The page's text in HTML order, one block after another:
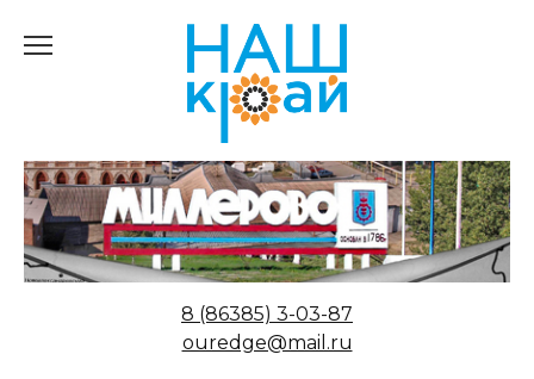
8 (86385) 3-03-87
ouredge@mail.ru